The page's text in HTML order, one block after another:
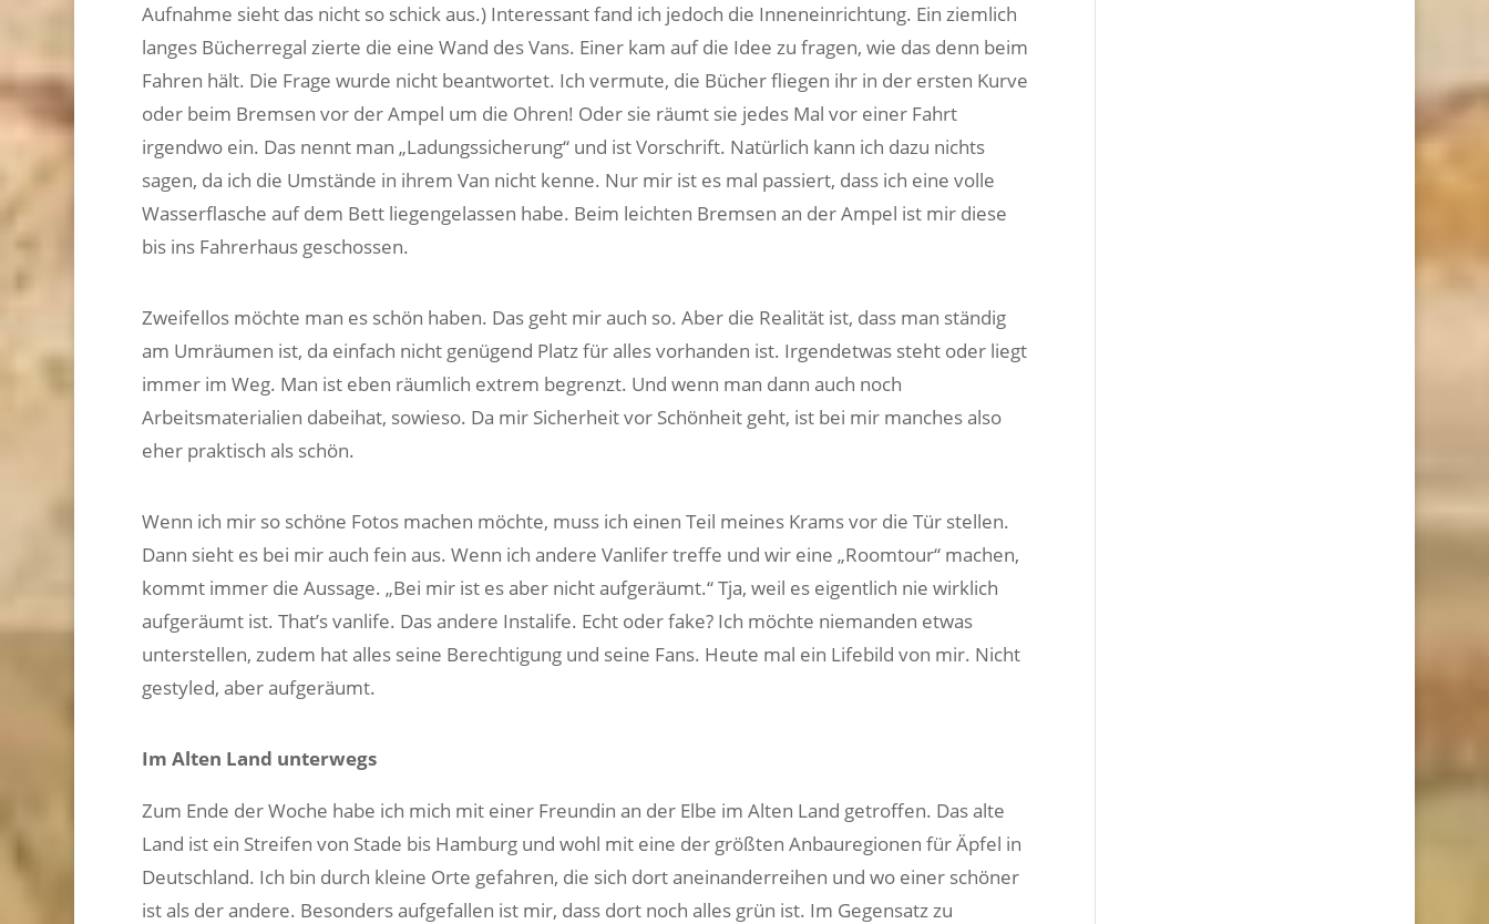
Aufnahme sieht das nicht so schick aus.) Interessant fand ich jedoch die Inneneinrichtung. Ein ziemlich
langes Bücherregal zierte die eine Wand des Vans. Einer kam auf die Idee zu fragen, wie das denn beim
Fahren hält. Die Frage wurde nicht beantwortet. Ich vermute, die Bücher fliegen ihr in der ersten Kurve
oder beim Bremsen vor der Ampel um die Ohren! Oder sie räumt sie jedes Mal vor einer Fahrt
irgendwo ein. Das nennt man „Ladungssicherung“ und ist Vorschrift. Natürlich kann ich dazu nichts
sagen, da ich die Umstände in ihrem Van nicht kenne. Nur mir ist es mal passiert, dass ich eine volle
Wasserflasche auf dem Bett liegengelassen habe. Beim leichten Bremsen an der Ampel ist mir diese
bis ins Fahrerhaus geschossen.
Zweifellos möchte man es schön haben. Das geht mir auch so. Aber die Realität ist, dass man ständig
am Umräumen ist, da einfach nicht genügend Platz für alles vorhanden ist. Irgendetwas steht oder liegt
immer im Weg. Man ist eben räumlich extrem begrenzt. Und wenn man dann auch noch
Arbeitsmaterialien dabeihat, sowieso. Da mir Sicherheit vor Schönheit geht, ist bei mir manches also
eher praktisch als schön.
Wenn ich mir so schöne Fotos machen möchte, muss ich einen Teil meines Krams vor die Tür stellen.
Dann sieht es bei mir auch fein aus. Wenn ich andere Vanlifer treffe und wir eine „Roomtour“ machen,
kommt immer die Aussage. „Bei mir ist es aber nicht aufgeräumt.“ Tja, weil es eigentlich nie wirklich
aufgeräumt ist. That’s vanlife. Das andere Instalife. Echt oder fake? Ich möchte niemanden etwas
unterstellen, zudem hat alles seine Berechtigung und seine Fans. Heute mal ein Lifebild von mir. Nicht
gestyled, aber aufgeräumt.
Im Alten Land unterwegs
Zum Ende der Woche habe ich mich mit einer Freundin an der Elbe im Alten Land getroffen. Das alte
Land ist ein Streifen von Stade bis Hamburg und wohl mit eine der größten Anbauregionen für Äpfel in
Deutschland. Ich bin durch kleine Orte gefahren, die sich dort aneinanderreihen und wo einer schöner
ist als der andere. Besonders aufgefallen ist mir, dass dort noch alles grün ist. Im Gegensatz zu